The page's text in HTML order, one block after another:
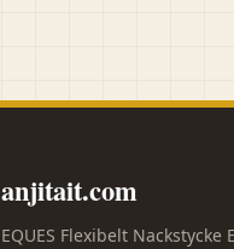
anjitait.com
EQUES Flexibelt